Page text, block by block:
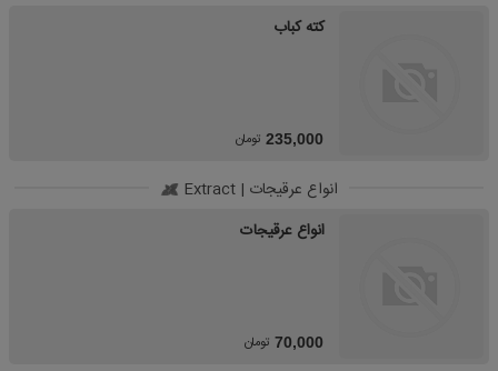
کته کباب
235,000 تومان
انواع عرقیجات | Extract
انواع عرقیجات
70,000 تومان